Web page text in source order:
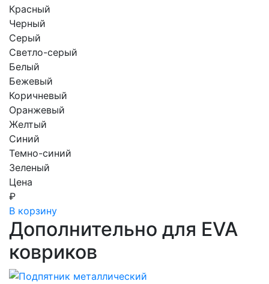
Красный
Черный
Серый
Светло-серый
Белый
Бежевый
Коричневый
Оранжевый
Желтый
Синий
Темно-синий
Зеленый
Цена
₽
В корзину
Дополнительно для EVA
ковриков